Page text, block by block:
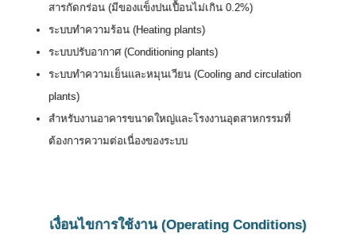
สารกัดกร่อน (มีของแข็งปนเปื้อนไม่เกิน 0.2%)
ระบบทำความร้อน (Heating plants)
ระบบปรับอากาศ (Conditioning plants)
ระบบทำความเย็นและหมุนเวียน (Cooling and circulation
plants)
สำหรับงานอาคารขนาดใหญ่และโรงงานอุตสาหกรรมที่
ต้องการความต่อเนื่องของระบบ
เงื่อนไขการใช้งาน (Operating Conditions)